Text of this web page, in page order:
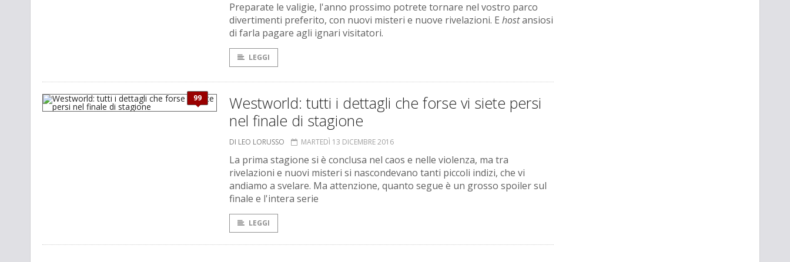
Preparate le valigie, l'anno prossimo potrete tornare nel vostro parco
divertimenti preferito, con nuovi misteri e nuove rivelazioni. E hostansiosi
di farla pagare agli ignari visitatori.
LEGGI
99
Westworld: tutti i dettagli che forse vi siete persi
nel finale di stagione
DI LEO LORUSSO MARTEDÌ 13 DICEMBRE 2016
La prima stagione si è conclusa nel caos e nelle violenza, ma tra
rivelazioni e nuovi misteri si nascondevano tanti piccoli indizi, che vi
andiamo a svelare. Ma attenzione, quanto segue è un grosso spoiler sul
finale e l'intera serie
LEGGI